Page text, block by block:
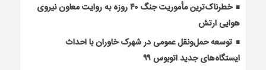
خطرناک‌ترین مأموریت جنگ ۴۰ روزه به روایت معاون نیروی
هوایی ارتش
توسعه حمل‌ونقل عمومی در شهرک خاوران با احداث
ایستگاه‌های جدید اتوبوس ۹۹